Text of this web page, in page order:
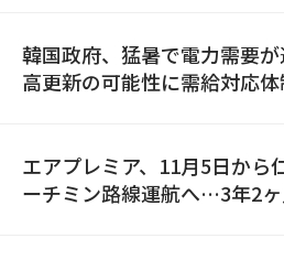
韓国政府、猛暑で電力需要
高更新の可能性に需給対応
エアプレミア、11月5日から
ーチミン路線運航へ…3年2